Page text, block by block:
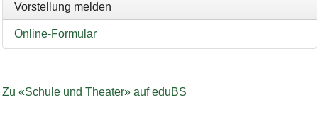
Vorstellung melden
Online-Formular
Zu «Schule und Theater» auf eduBS